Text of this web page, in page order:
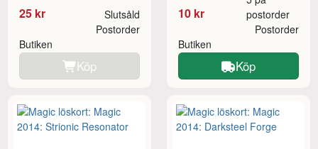
25 kr Slutsåld
Butiken
Postorder
Köp
10 kr
postorder
Butiken
Postorder
Köp